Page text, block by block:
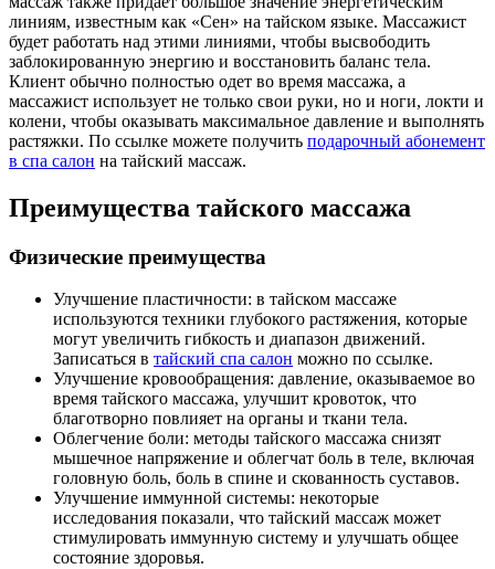
линиям, известным как «Сен» на тайском языке. Массажист
будет работать над этими линиями, чтобы высвободить
заблокированную энергию и восстановить баланс тела.
Клиент обычно полностью одет во время массажа, а
массажист использует не только свои руки, но и ноги, локти и
колени, чтобы оказывать максимальное давление и выполнять
растяжки. По ссылке можете получить подарочный абонемент
в спа салон на тайский массаж.
Преимущества тайского массажа
Физические преимущества
Улучшение пластичности: в тайском массаже
используются техники глубокого растяжения, которые
могут увеличить гибкость и диапазон движений.
Записаться в тайский спа салон можно по ссылке.
Улучшение кровообращения: давление, оказываемое во
время тайского массажа, улучшит кровоток, что
благотворно повлияет на органы и ткани тела.
Облегчение боли: методы тайского массажа снизят
мышечное напряжение и облегчат боль в теле, включая
головную боль, боль в спине и скованность суставов.
Улучшение иммунной системы: некоторые
исследования показали, что тайский массаж может
стимулировать иммунную систему и улучшать общее
состояние здоровья.